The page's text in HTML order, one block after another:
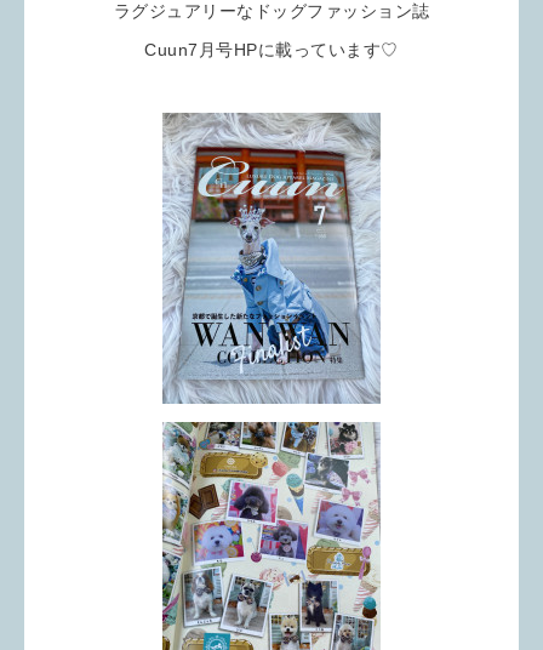
ラグジュアリーなドッグファッション誌
Cuun7月号HPに載っています♡